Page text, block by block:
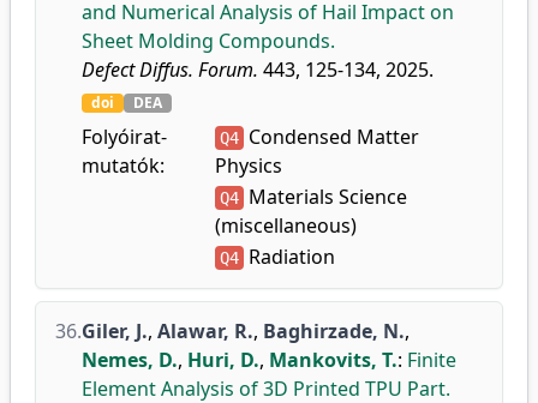
and Numerical Analysis of Hail Impact on
Sheet Molding Compounds.
Defect Diffus. Forum. 443, 125-134, 2025.
doi DEA
Folyóirat-
mutatók:
Q4 Condensed Matter
Physics
Q4 Materials Science
(miscellaneous)
Q4 Radiation
36.Giler, J., Alawar, R., Baghirzade, N.,
Nemes, D., Huri, D., Mankovits, T.: Finite
Element Analysis of 3D Printed TPU Part.